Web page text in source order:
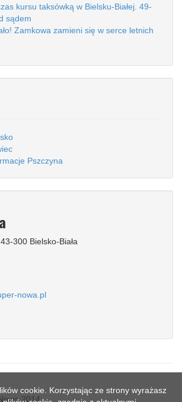
kursu taksówką w Bielsku-Białej. 49-
sądem
Zamkowa zamieni się w serce letnich
Pszczyna
300 Bielsko-Biała
nowa.pl
2014
cookie. Korzystając ze strony wyrażasz